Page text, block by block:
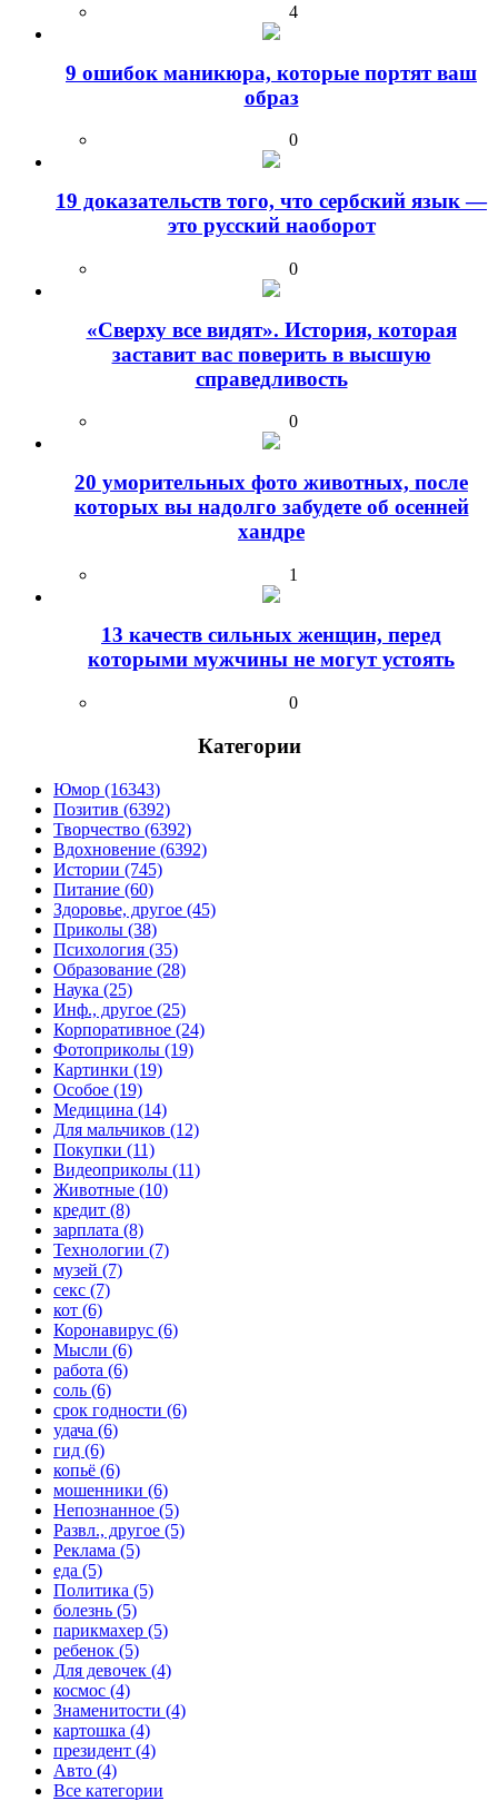
4
9 ошибок маникюра, которые портят ваш
образ
0
19 доказательств того, что сербский язык —
это русский наоборот
0
«Сверху все видят». История, которая
заставит вас поверить в высшую
справедливость
0
20 уморительных фото животных, после
которых вы надолго забудете об осенней
хандре
1
13 качеств сильных женщин, перед
которыми мужчины не могут устоять
0
Категории
Юмор (16343)
Позитив (6392)
Творчество (6392)
Вдохновение (6392)
Истории (745)
Питание (60)
Здоровье, другое (45)
Приколы (38)
Психология (35)
Образование (28)
Наука (25)
Инф., другое (25)
Корпоративное (24)
Фотоприколы (19)
Картинки (19)
Особое (19)
Медицина (14)
Для мальчиков (12)
Покупки (11)
Видеоприколы (11)
Животные (10)
кредит (8)
зарплата (8)
Технологии (7)
музей (7)
секс (7)
кот (6)
Коронавирус (6)
Мысли (6)
работа (6)
соль (6)
срок годности (6)
удача (6)
гид (6)
копьё (6)
мошенники (6)
Непознанное (5)
Развл., другое (5)
Реклама (5)
еда (5)
Политика (5)
болезнь (5)
парикмахер (5)
ребенок (5)
Для девочек (4)
космос (4)
Знаменитости (4)
картошка (4)
президент (4)
Авто (4)
Все категории